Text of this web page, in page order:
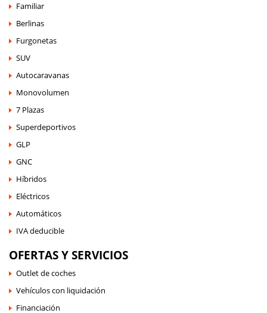
Familiar
Berlinas
Furgonetas
SUV
Autocaravanas
Monovolumen
7 Plazas
Superdeportivos
GLP
GNC
Híbridos
Eléctricos
Automáticos
IVA deducible
OFERTAS Y SERVICIOS
Outlet de coches
Vehículos con liquidación
Financiación